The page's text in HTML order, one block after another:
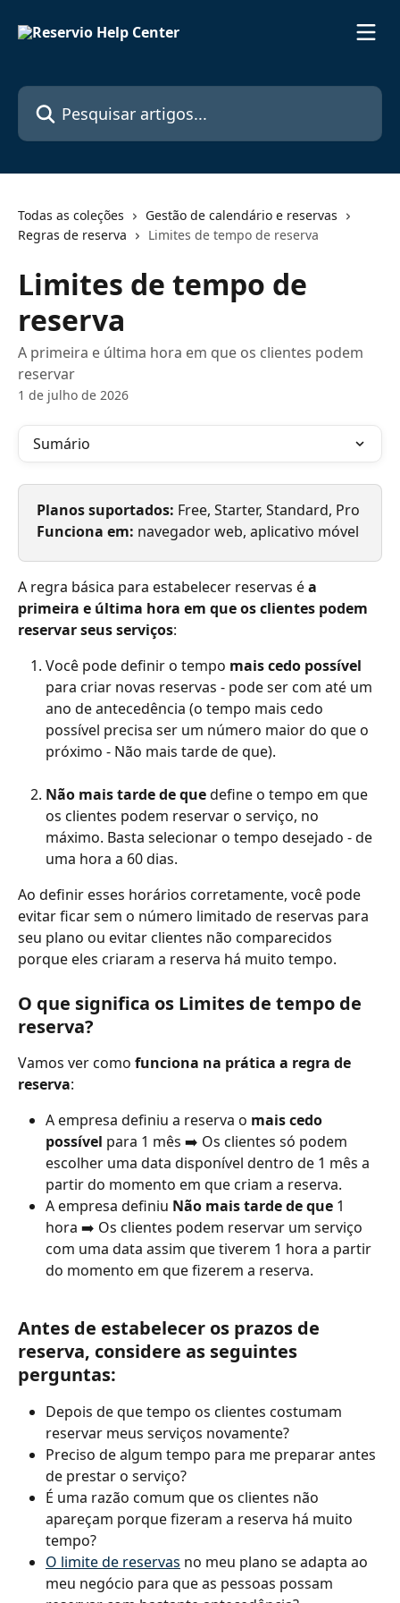
Pesquisar artigos...
Todas as coleções
Gestão de calendário e reservas
Regras de reserva
Limites de tempo de reserva
Limites de tempo de
reserva
A primeira e última hora em que os clientes podem
reservar
1 de julho de 2026
Sumário
Planos suportados: Free, Starter, Standard, Pro
Funciona em: navegador web, aplicativo móvel
A regra básica para estabelecer reservas é a
primeira e última hora em que os clientes podem
reservar seus serviços:
Você pode definir o tempo mais cedo possível
para criar novas reservas - pode ser com até um
ano de antecedência (o tempo mais cedo
possível precisa ser um número maior do que o
próximo - Não mais tarde de que).
Não mais tarde de que define o tempo em que
os clientes podem reservar o serviço, no
máximo. Basta selecionar o tempo desejado - de
uma hora a 60 dias.
Ao definir esses horários corretamente, você pode
evitar ficar sem o número limitado de reservas para
seu plano ou evitar clientes não comparecidos
porque eles criaram a reserva há muito tempo.
O que significa os Limites de tempo de
reserva?
Vamos ver como funciona na prática a regra de
reserva:
A empresa definiu a reserva o mais cedo
possível para 1 mês ➡️ Os clientes só podem
escolher uma data disponível dentro de 1 mês a
partir do momento em que criam a reserva.
A empresa definiu Não mais tarde de que 1
hora ➡️ Os clientes podem reservar um serviço
com uma data assim que tiverem 1 hora a partir
do momento em que fizerem a reserva.
Antes de estabelecer os prazos de
reserva, considere as seguintes
perguntas:
Depois de que tempo os clientes costumam
reservar meus serviços novamente?
Preciso de algum tempo para me preparar antes
de prestar o serviço?
É uma razão comum que os clientes não
apareçam porque fizeram a reserva há muito
tempo?
O limite de reservas no meu plano se adapta ao
meu negócio para que as pessoas possam